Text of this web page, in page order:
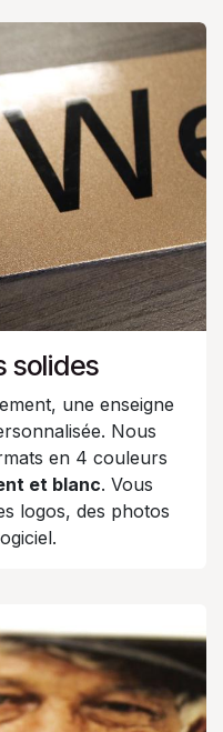
solides
une enseigne
Nous
en 4 couleurs
et blanc. Vous
logos, des photos